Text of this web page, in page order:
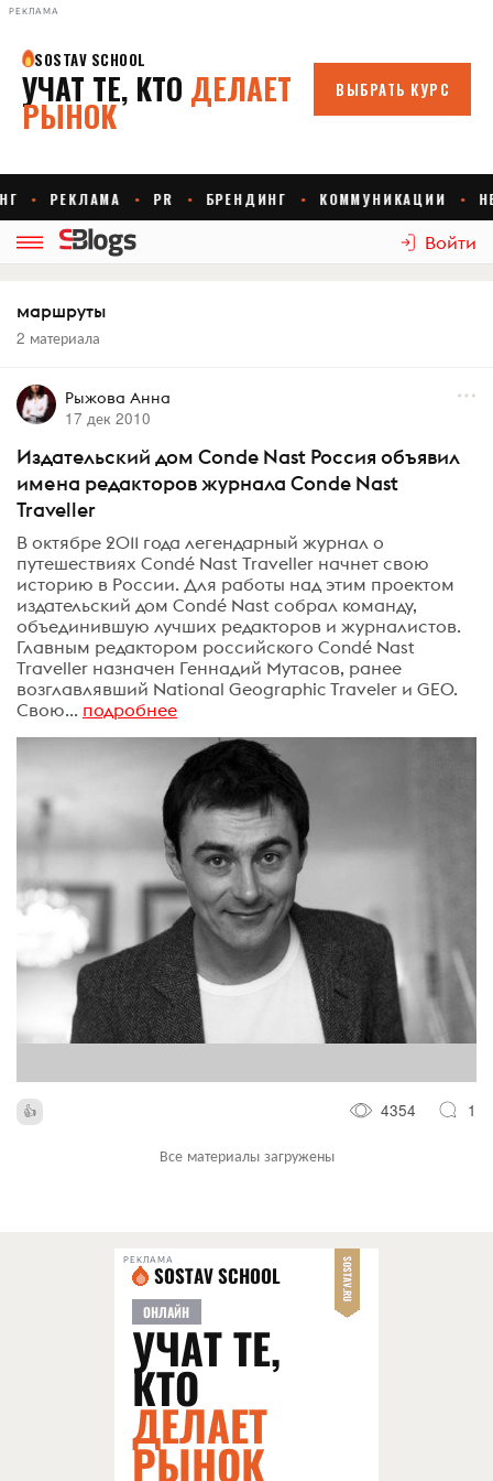
РЕКЛАМА
Войти
маршруты
2 материала
Рыжова Анна
17 дек 2010
Издательский дом Conde Nast Россия объявил
имена редакторов журнала Conde Nast
Traveller
В октябре 2011 года легендарный журнал о
путешествиях Condé Nast Traveller начнет свою
историю в России. Для работы над этим проектом
издательский дом Condé Nast собрал команду,
объединившую лучших редакторов и журналистов.
Главным редактором российского Condé Nast
Traveller назначен Геннадий Мутасов, ранее
возглавлявший National Geographic Traveler и GEO.
Свою... подробнее
4354 1
Все материалы загружены
РЕКЛАМА